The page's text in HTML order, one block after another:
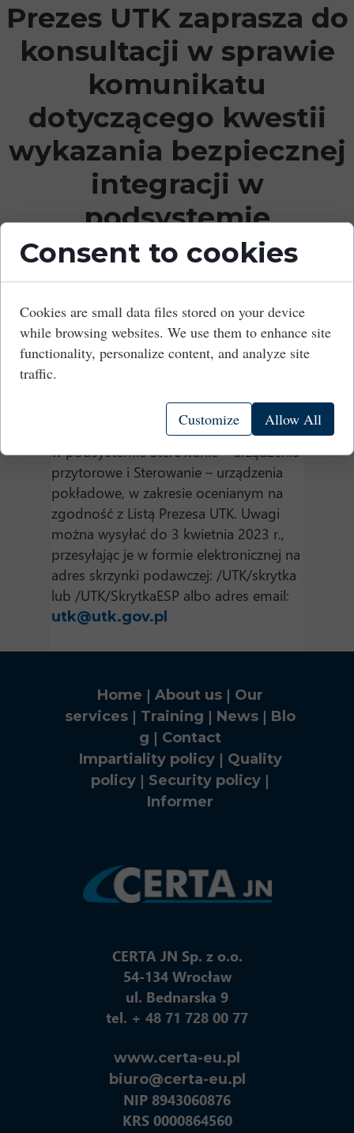
Home | About us | Our
services | Training | News | Blo
g | Contact
Impartiality policy| Quality
policy | Security policy |
Informer
CERTA JN Sp. z o.o.
54-134 Wrocław
ul. Bednarska 9
tel. + 48 71 728 00 77
www.certa-eu.pl
biuro@certa-eu.pl
NIP 8943060876
KRS 0000864560
Prezes UTK zaprasza do
konsultacji w sprawie
komunikatu
dotyczącego kwestii
wykazania bezpiecznej
integracji w
podsystemie
Sterowanie.
Prezes UTK zaprasza wszystkich
zainteresowanych, a zwłaszcza
przesyłania uwag do komunikatu w
sprawie wykazania bezpiecznej integracji
w podsystemie Sterowanie – urządzenia
przytorowe i Sterowanie – urządzenia
pokładowe, w zakresie ocenianym na
zgodność z Listą Prezesa UTK. Uwagi
można wysyłać do 3 kwietnia 2023 r.,
przesyłając je w formie elektronicznej na
adres skrzynki podawczej: /UTK/skrytka
lub /UTK/SkrytkaESP albo adres email:
utk@utk.gov.pl
Consent to cookies
Cookies are small data files stored on your device
while browsing websites. We use them to enhance site
functionality, personalize content, and analyze site
traffic.
Customize Allow All